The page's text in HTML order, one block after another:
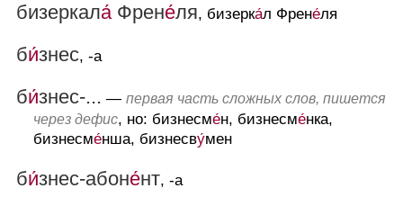
бизеркала́Френе́ля, бизерка́л Френе́ля
би́знес, -а
би́знес-... — первая часть сложных слов, пишется
через дефис, но: бизнесме́н, бизнесме́нка,
бизнесме́нша, бизнесву́мен
би́знес-абоне́нт, -а